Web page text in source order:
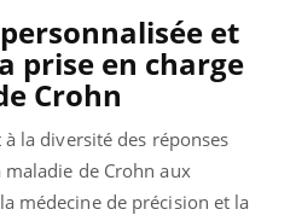
et
prise en charge
Crohn
la diversité des réponses
de Crohn aux
médecine de précision et la